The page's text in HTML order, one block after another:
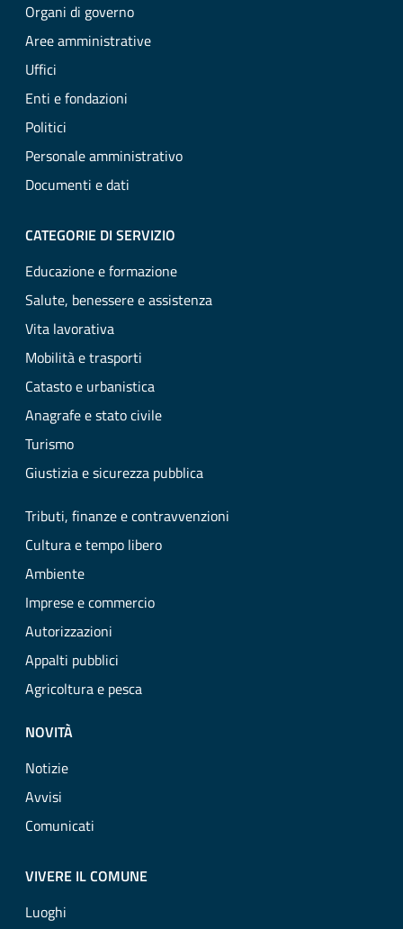
Organi di governo
Aree amministrative
Uffici
Enti e fondazioni
Politici
Personale amministrativo
Documenti e dati
CATEGORIE DI SERVIZIO
Educazione e formazione
Salute, benessere e assistenza
Vita lavorativa
Mobilità e trasporti
Catasto e urbanistica
Anagrafe e stato civile
Turismo
Giustizia e sicurezza pubblica
Tributi, finanze e contravvenzioni
Cultura e tempo libero
Ambiente
Imprese e commercio
Autorizzazioni
Appalti pubblici
Agricoltura e pesca
NOVITÀ
Notizie
Avvisi
Comunicati
VIVERE IL COMUNE
Luoghi